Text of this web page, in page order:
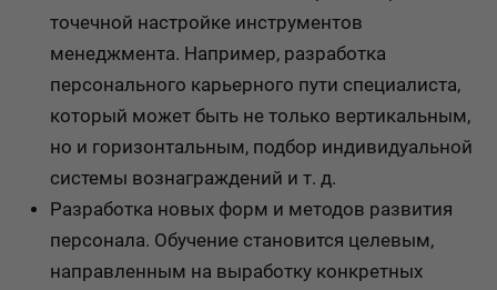
точечной настройке инструментов
менеджмента. Например, разработка
персонального карьерного пути специалиста,
который может быть не только вертикальным,
но и горизонтальным, подбор индивидуальной
системы вознаграждений и т. д.
Разработка новых форм и методов развития
персонала. Обучение становится целевым,
направленным на выработку конкретных